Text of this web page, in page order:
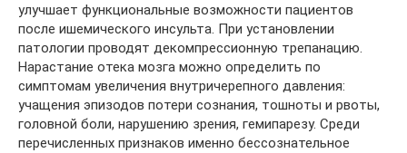
улучшает функциональные возможности пациентов
после ишемического инсульта. При установлении
патологии проводят декомпрессионную трепанацию.
Нарастание отека мозга можно определить по
симптомам увеличения внутричерепного давления:
учащения эпизодов потери сознания, тошноты и рвоты,
головной боли, нарушению зрения, гемипарезу. Среди
перечисленных признаков именно бессознательное